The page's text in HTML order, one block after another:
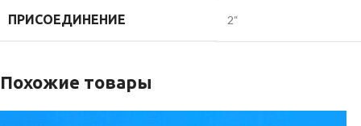
ПРИСОЕДИНЕНИЕ 2“
Похожие товары